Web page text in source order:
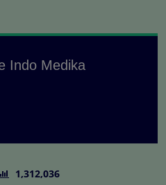
Indo Medika
1,312,036